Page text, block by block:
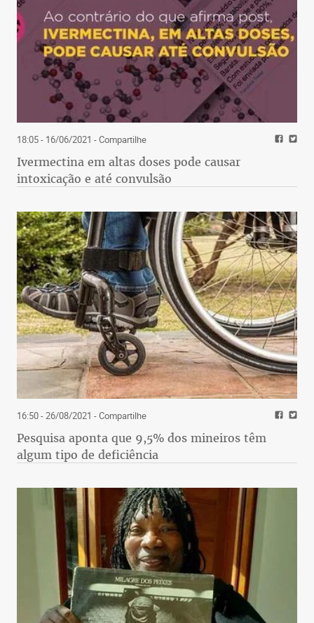
18:05 - 16/06/2021 - Compartilhe
Ivermectina em altas doses pode causar
intoxicação e até convulsão
16:50 - 26/08/2021 - Compartilhe
Pesquisa aponta que 9,5% dos mineiros têm
algum tipo de deficiência